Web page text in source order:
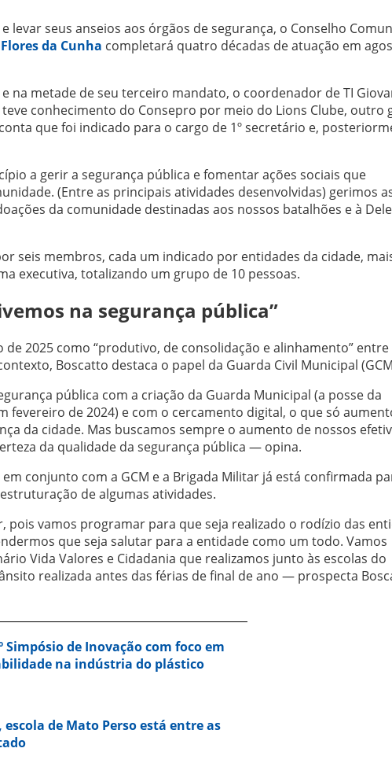
levar seus anseios aos órgãos de segurança, o Conselho
Flores da Cunha completará quatro décadas de atuação em
na metade de seu terceiro mandato, o coordenador de TI
conhecimento do Consepro por meio do Lions Clube, outro
que foi indicado para o cargo de 1º secretário e,
a gerir a segurança pública e fomentar ações sociais que
(Entre as principais atividades desenvolvidas) gerimos
da comunidade destinadas aos nossos batalhões e à
seis membros, cada um indicado por entidades da cidade,
executiva, totalizando um grupo de 10 pessoas.
na segurança pública”
2025 como “produtivo, de consolidação e alinhamento” entre
Boscatto destaca o papel da Guarda Civil Municipal
pública com a criação da Guarda Municipal (a posse da
fevereiro de 2024) e com o cercamento digital, o que só
da cidade. Mas buscamos sempre o aumento de nossos
da qualidade da segurança pública — opina.
conjunto com a GCM e a Brigada Militar já está confirmada
de algumas atividades.
vamos programar para que seja realizado o rodízio das
que seja salutar para a entidade como um todo. Vamos
Vida Valores e Cidadania que realizamos junto às escolas do
realizada antes das férias de final de ano — prospecta
Simpósio de Inovação com foco em
na indústria do plástico
de Mato Perso está entre as